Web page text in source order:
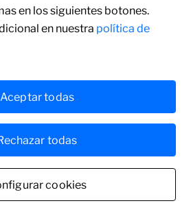
en los siguientes botones.
en nuestra política de
cookies
todas
Aceptar todas